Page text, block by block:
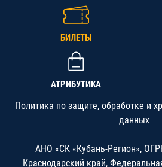
БИЛЕТЫ
АТРИБУТИКА
Политика по защите, обработке и
данных
АНО «СК «Кубань-Регион»,
Краснодарский край,